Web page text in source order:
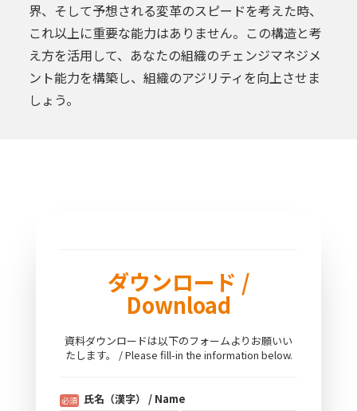
界、そして予想される変革のスピードを考えた時、
これ以上に重要な能力はありません。この構造と考
え方を活用して、あなたの組織のチェンジマネジメ
ント能力を構築し、組織のアジリティを向上させま
しょう。